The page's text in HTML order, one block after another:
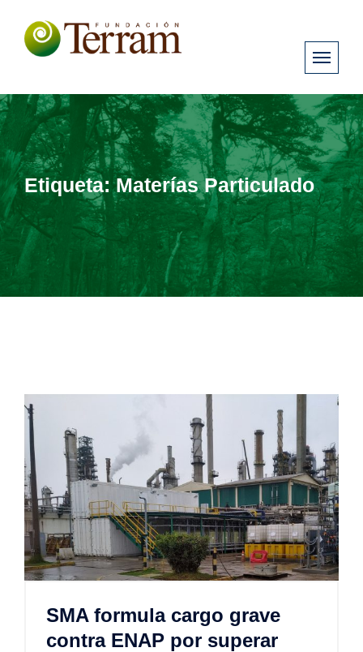
Etiqueta:Materías Particulado
SMA formula cargo grave
contra ENAP por superar